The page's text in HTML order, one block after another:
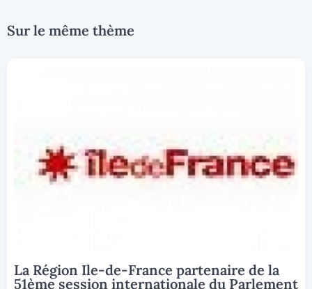
Sur le même thème
La Région Ile-de-France partenaire de la
51ème session internationale du Parlement